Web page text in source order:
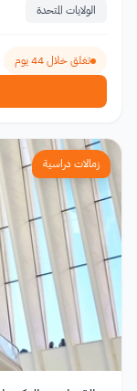
الولايات المتحدة
تغلق خلال 44 يوم
زمالات دراسية